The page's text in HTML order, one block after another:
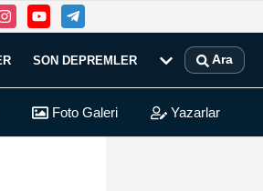
SON DEPREMLER Ara
Foto Galeri Yazarlar